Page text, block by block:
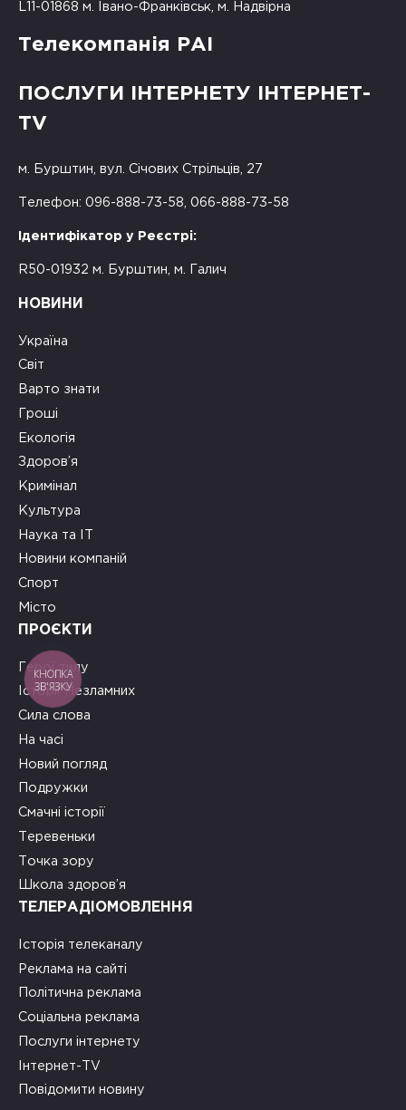
L11-01868 м. Івано-Франківськ, м. Надвірна
Телекомпанія РАІ
ПОСЛУГИ ІНТЕРНЕТУ ІНТЕРНЕТ-
TV
м. Бурштин, вул. Січових Стрільців, 27
Телефон: 096-888-73-58, 066-888-73-58
Ідентифікатор у Реєстрі:
R50-01932 м. Бурштин, м. Галич
НОВИНИ
Україна
Світ
Варто знати
Гроші
Екологія
Здоров’я
Кримінал
Культура
Наука та ІТ
Новини компаній
Спорт
Місто
ПРОЄКТИ
Герої тилу
Історії Незламних
Сила слова
На часі
Новий погляд
Подружки
Смачні історії
Теревеньки
Точка зору
Школа здоров’я
ТЕЛЕРАДІОМОВЛЕННЯ
Історія телеканалу
Реклама на сайті
Політична реклама
Соціальна реклама
Послуги інтернету
Інтернет-TV
Повідомити новину
КНОПКА
ЗВ'ЯЗКУ